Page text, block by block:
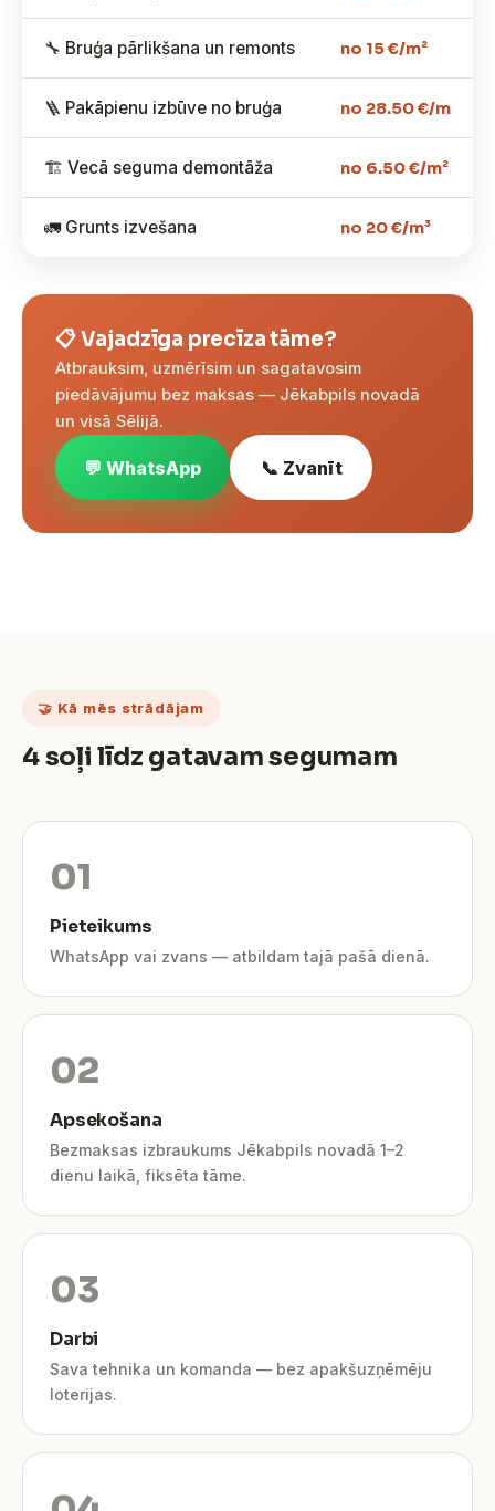
🔧 Bruģa pārlikšana un remonts no 15 €/m²
🪜 Pakāpienu izbūve no bruģa no 28.50 €/m
🏗️ Vecā seguma demontāža no 6.50 €/m²
🚛 Grunts izvešana no 20 €/m³
📋 Vajadzīga precīza tāme?
Atbrauksim, uzmērīsim un sagatavosim
piedāvājumu bez maksas — Jēkabpils novadā
un visā Sēlijā.
💬 WhatsApp 📞 Zvanīt
🤝 Kā mēs strādājam
4 soļi līdz gatavam segumam
Pieteikums
WhatsApp vai zvans — atbildam tajā pašā dienā.
Apsekošana
Bezmaksas izbraukums Jēkabpils novadā 1–2
dienu laikā, fiksēta tāme.
Darbi
Sava tehnika un komanda — bez apakšuzņēmēju
loterijas.